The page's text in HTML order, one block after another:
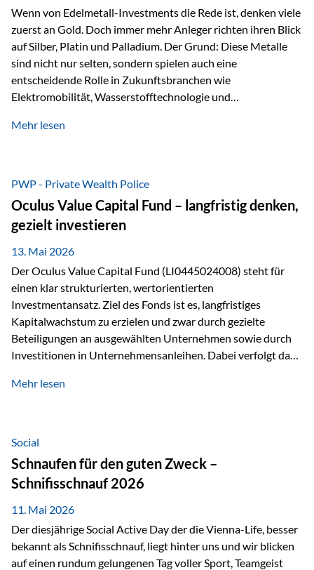
Wenn von Edelmetall-Investments die Rede ist, denken viele
zuerst an Gold. Doch immer mehr Anleger richten ihren Blick
auf Silber, Platin und Palladium. Der Grund: Diese Metalle
sind nicht nur selten, sondern spielen auch eine
entscheidende Rolle in Zukunftsbranchen wie
Elektromobilität, Wasserstofftechnologie und
Faktoren für Investoren – begrenztes Angebot und
klassischer „Sicherheitsanker“ gilt, bieten Silber, Platin und
Palladium zusätzlich die Chance, von technologischen
Entwicklungen zu profitieren. Die Nachfrage entsteht nicht
nur durch Anleger, sondern vor allem durch die Industrie.
Gerade in…
Mehr lesen
PWP - Private Wealth Police
Oculus Value Capital Fund – langfristig denken,
gezielt investieren
13. Mai 2026
Der Oculus Value Capital Fund (LI0445024008) steht für
einen klar strukturierten, wertorientierten
Investmentansatz. Ziel des Fonds ist es, langfristiges
Kapitalwachstum zu erzielen und zwar durch gezielte
Beteiligungen an ausgewählten Unternehmen sowie durch
Investitionen in Unternehmensanleihen. Dabei verfolgt das
Marktbewegungen stehen im Fokus, sondern die
innerhalb der Private Wealth Police der Vienna-Life steht
der Oculus Value Capital Fund für einen langfristig
orientierten Value-Investing-Ansatz mit Fokus auf
fundamentale Unternehmensanalyse und nachhaltige
Wertentwicklung. Der Investmentansatz: Value Investing
mit Weitblick Im Zentrum steht ein…
Mehr lesen
Social
Schnaufen für den guten Zweck –
Schnifisschnauf 2026
11. Mai 2026
Der diesjährige Social Active Day der die Vienna-Life, besser
bekannt als Schnifisschnauf, liegt hinter uns und wir blicken
auf einen rundum gelungenen Tag voller Sport, Teamgeist